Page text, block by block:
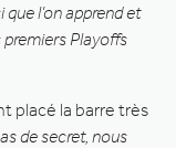
l’on apprend et
premiers Playoffs
placé la barre très
de secret, nous